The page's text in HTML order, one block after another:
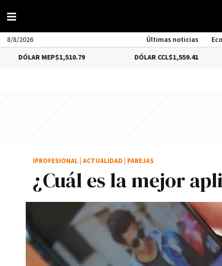
8/8/2026 Últimas noticias
$1,510.79 $1,559.41
¿Cuál es la mejor
IPROFESIONAL ACTUALIDAD PAREJAS